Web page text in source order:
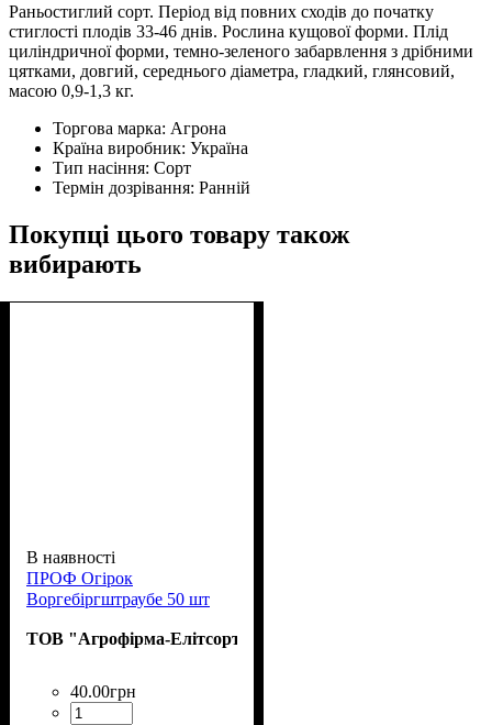
Раньостиглий сорт. Період від повних сходів до початку
стиглості плодів 33-46 днів. Рослина кущової форми. Плід
циліндричної форми, темно-зеленого забарвлення з дрібними
цятками, довгий, середнього діаметра, гладкий, глянсовий,
масою 0,9-1,3 кг.
Торгова марка: Агрона
Країна виробник: Україна
Тип насіння: Сорт
Термін дозрівання: Ранній
Покупці цього товару також
вибирають
В наявності
ПРОФ Огірок
Воргебіргштраубе 50 шт
ТОВ "Агрофірма-Елітсортнасіння"
40.00грн